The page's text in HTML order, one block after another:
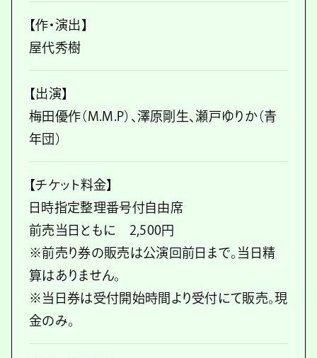
【作・演出】
屋代秀樹
【出演】
梅田優作（M.M.P）、澤原剛生、瀬戸ゆりか（青
年団）
【チケット料金】
日時指定整理番号付自由席
前売当日ともに 2,500円
※前売り券の販売は公演回前日まで。当日精
算はありません。
※当日券は受付開始時間より受付にて販売。現
金のみ。